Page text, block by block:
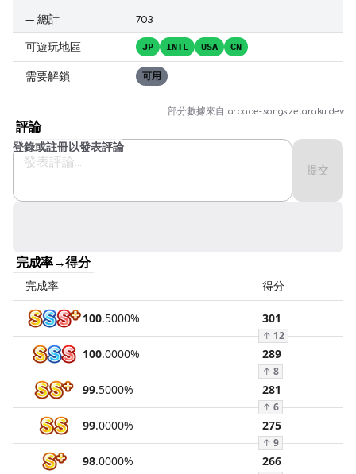
— 總計 703
可遊玩地區 JP INTL USA CN
需要解鎖 可用
部分數據來自 arcade-songs.zetaraku.dev
評論
提交
登錄或註冊以發表評論
完成率→得分
完成率 得分
100.5000% 301
↑ 12
100.0000% 289
↑ 8
99.5000% 281
↑ 6
99.0000% 275
↑ 9
98.0000% 266